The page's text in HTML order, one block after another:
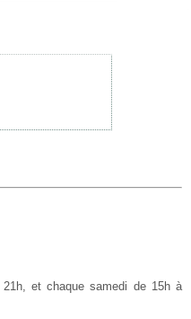
et chaque samedi de 15h à